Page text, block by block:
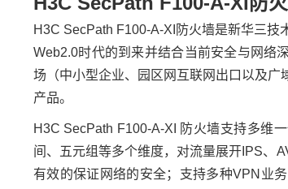
H3C SecPath F100-A-XI防火墙是新华三
Web2.0时代的到来并结合当前安全与网络
场（中小型企业、园区网互联网出口以及
产品。
H3C SecPath F100-A-XI 防火墙支持多维
间、五元组等多个维度，对流量展开IPS、
有效的保证网络的安全；支持多种VPN业